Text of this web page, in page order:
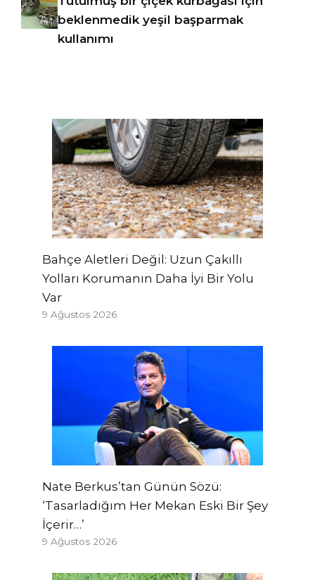
beklenmedik yeşil başparmak
kullanımı
Bahçe Aletleri Değil: Uzun Çakıllı
Yolları Korumanın Daha İyi Bir Yolu
Var
9 Ağustos 2026
Nate Berkus’tan Günün Sözü:
‘Tasarladığım Her Mekan Eski Bir Şey
İçerir…’
9 Ağustos 2026